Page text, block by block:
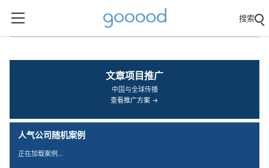
搜索
文章项目推广
中国与全球传播
查看推广方案 →
人气公司随机案例
正在加载案例…